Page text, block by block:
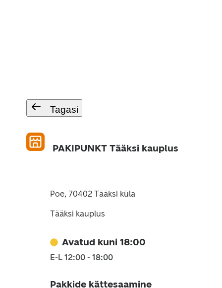
Tagasi
PAKIPUNKT Tääksi kauplus
Poe, 70402 Tääksi küla
Tääksi kauplus
Avatud kuni 18:00
E-L 12:00 - 18:00
Pakkide kättesaamine